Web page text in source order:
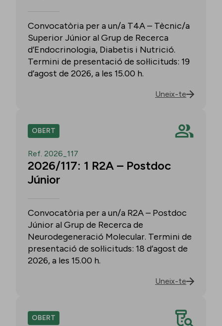
Convocatòria per a un/a T4A – Tècnic/a
Superior Júnior al Grup de Recerca
d’Endocrinologia, Diabetis i Nutrició.
Termini de presentació de sol·licituds: 19
d’agost de 2026, a les 15.00 h.
Uneix-te
OBERT
Ref. 2026_117
2026/117: 1 R2A – Postdoc
Júnior
Convocatòria per a un/a R2A – Postdoc
Júnior al Grup de Recerca de
Neurodegeneració Molecular. Termini de
presentació de sol·licituds: 18 d’agost de
2026, a les 15.00 h.
Uneix-te
OBERT